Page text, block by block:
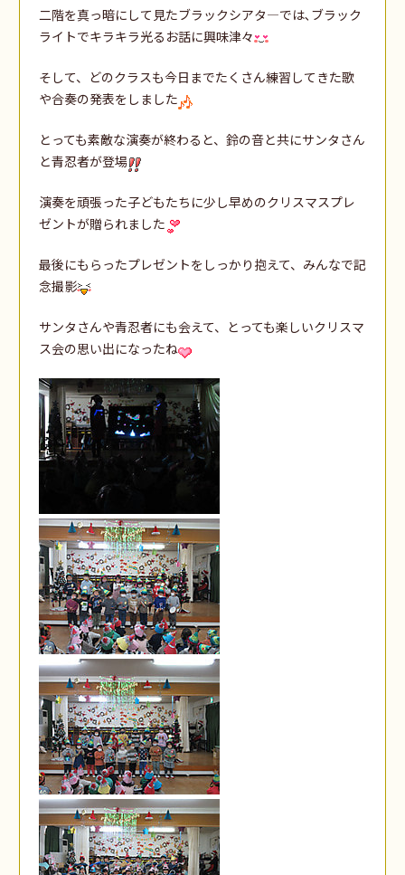
二階を真っ暗にして見たブラックシアタ―では､ブラック
ライトでキラキラ光るお話に興味津々
そして、どのクラスも今日までたくさん練習してきた歌
や合奏の発表をしました
とっても素敵な演奏が終わると、鈴の音と共にサンタさん
と青忍者が登場
演奏を頑張った子どもたちに少し早めのクリスマスプレ
ゼントが贈られました
最後にもらったプレゼントをしっかり抱えて、みんなで記
念撮影
サンタさんや青忍者にも会えて、とっても楽しいクリスマ
ス会の思い出になったね